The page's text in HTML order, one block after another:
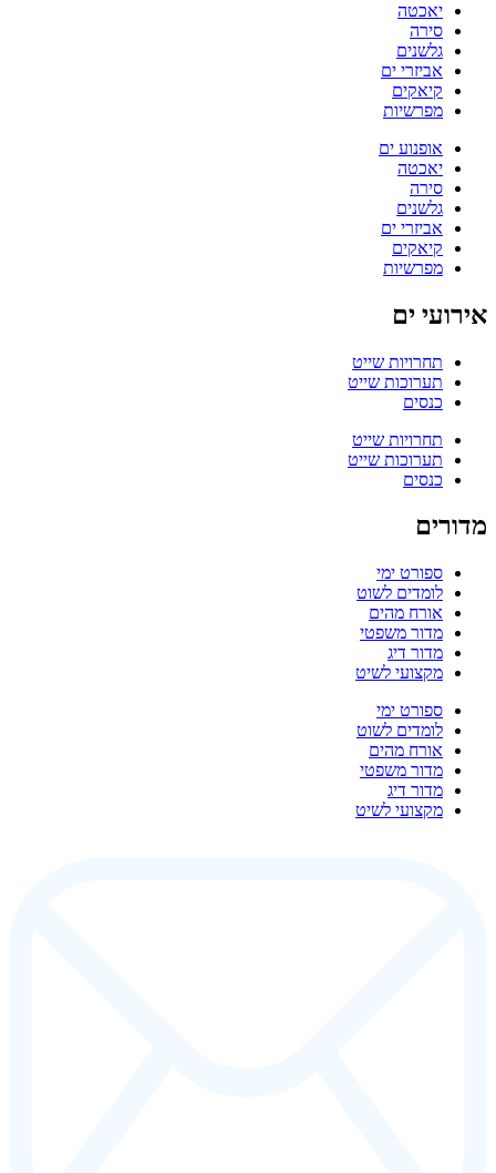
יאכטה
סירה
גלשנים
אביזרי ים
קיאקים
מפרשיות
אופנוע ים
יאכטה
סירה
גלשנים
אביזרי ים
קיאקים
מפרשיות
אירועי ים
תחרויות שייט
תערוכות שייט
כנסים
תחרויות שייט
תערוכות שייט
כנסים
מדורים
ספורט ימי
לומדים לשוט
אורח מהים
מדור משפטי
מדור דיג
מקצועי לשיט
ספורט ימי
לומדים לשוט
אורח מהים
מדור משפטי
מדור דיג
מקצועי לשיט